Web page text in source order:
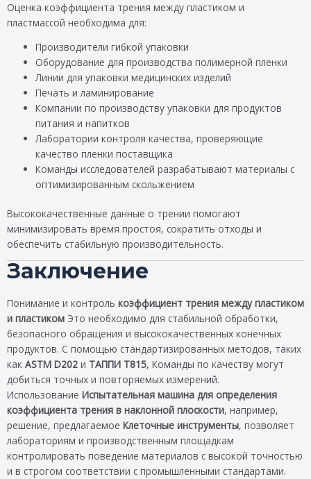
Оценка коэффициента трения между пластиком и
пластмассой необходима для:
Производители гибкой упаковки
Оборудование для производства полимерной пленки
Линии для упаковки медицинских изделий
Печать и ламинирование
Компании по производству упаковки для продуктов
питания и напитков
Лаборатории контроля качества, проверяющие
качество пленки поставщика
Команды исследователей разрабатывают материалы с
оптимизированным скольжением
Высококачественные данные о трении помогают
минимизировать время простоя, сократить отходы и
обеспечить стабильную производительность.
Заключение
Понимание и контроль коэффициент трения между пластиком
и пластиком Это необходимо для стабильной обработки,
безопасного обращения и высококачественных конечных
продуктов. С помощью стандартизированных методов, таких
как ASTM D202 и ТАППИ Т815, Команды по качеству могут
добиться точных и повторяемых измерений.
Использование Испытательная машина для определения
коэффициента трения в наклонной плоскости, например,
решение, предлагаемое Клеточные инструменты, позволяет
лабораториям и производственным площадкам
контролировать поведение материалов с высокой точностью
и в строгом соответствии с промышленными стандартами.